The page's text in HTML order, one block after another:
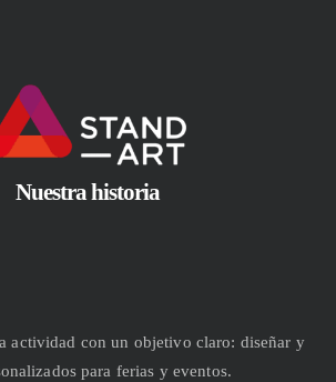
Nuestra historia
actividad con un objetivo claro: diseñar y
para ferias y eventos.